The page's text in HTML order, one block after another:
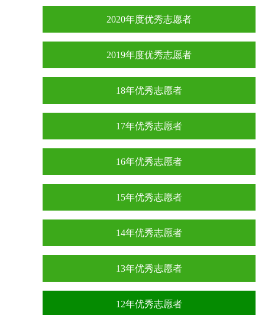
2020年度优秀志愿者
2019年度优秀志愿者
18年优秀志愿者
17年优秀志愿者
16年优秀志愿者
15年优秀志愿者
14年优秀志愿者
13年优秀志愿者
12年优秀志愿者